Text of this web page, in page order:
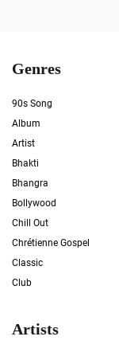
Genres
90s Song
Album
Artist
Bhakti
Bhangra
Bollywood
Chill Out
Chrétienne Gospel
Classic
Club
Artists